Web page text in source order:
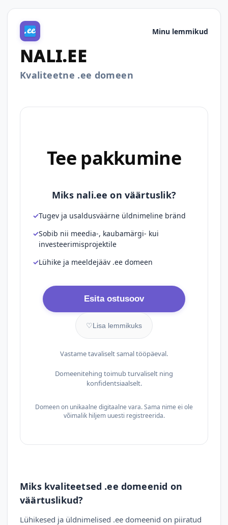
Minu lemmikud
NALI.EE
Kvaliteetne .ee domeen
Tee pakkumine
Miks nali.ee on väärtuslik?
Tugev ja usaldusväärne üldnimeline bränd
Sobib nii meedia-, kaubamärgi- kui
investeerimisprojektile
Lühike ja meeldejääv .ee domeen
Esita ostusoov
♡Lisa lemmikuks
Vastame tavaliselt samal tööpäeval.
Domeenitehing toimub turvaliselt ning
konfidentsiaalselt.
Domeen on unikaalne digitaalne vara. Sama nime ei ole
võimalik hiljem uuesti registreerida.
Miks kvaliteetsed .ee domeenid on
väärtuslikud?
Lühikesed ja üldnimelised .ee domeenid on piiratud